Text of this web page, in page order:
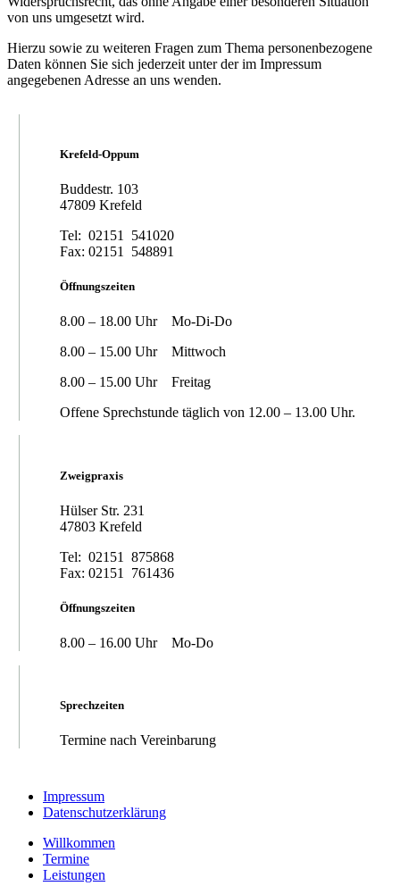
von uns umgesetzt wird.
Hierzu sowie zu weiteren Fragen zum Thema personenbezogene
Daten können Sie sich jederzeit unter der im Impressum
angegebenen Adresse an uns wenden.
Krefeld-Oppum
Buddestr. 103
47809 Krefeld
Tel: 02151 541020
Fax: 02151 548891
Öffnungszeiten
8.00 – 18.00 Uhr Mo-Di-Do
8.00 – 15.00 Uhr Mittwoch
8.00 – 15.00 Uhr Freitag
Offene Sprechstunde täglich von 12.00 – 13.00 Uhr.
Zweigpraxis
Hülser Str. 231
47803 Krefeld
Tel: 02151 875868
Fax: 02151 761436
Öffnungszeiten
8.00 – 16.00 Uhr Mo-Do
Sprechzeiten
Termine nach Vereinbarung
Impressum
Datenschutzerklärung
Willkommen
Termine
Leistungen